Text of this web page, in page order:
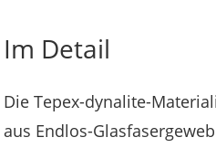
Im Detail
Die Tepex-dynalite-
aus Endlos-